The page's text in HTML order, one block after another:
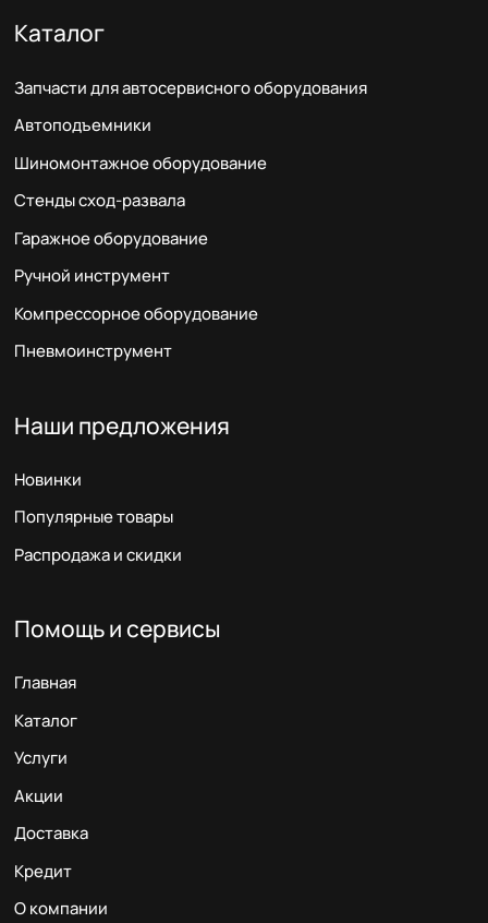
Каталог
Запчасти для автосервисного оборудования
Автоподъемники
Шиномонтажное оборудование
Стенды сход-развала
Гаражное оборудование
Ручной инструмент
Компрессорное оборудование
Пневмоинструмент
Наши предложения
Новинки
Популярные товары
Распродажа и скидки
Помощь и сервисы
Главная
Каталог
Услуги
Акции
Доставка
Кредит
О компании